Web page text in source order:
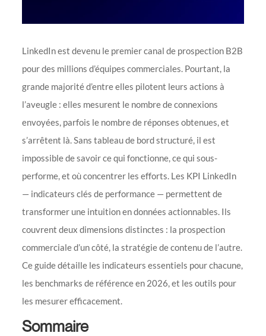
LinkedIn est devenu le premier canal de prospection B2B
pour des millions d’équipes commerciales. Pourtant, la
grande majorité d’entre elles pilotent leurs actions à
l’aveugle : elles mesurent le nombre de connexions
envoyées, parfois le nombre de réponses obtenues, et
s’arrêtent là. Sans tableau de bord structuré, il est
impossible de savoir ce qui fonctionne, ce qui sous-
performe, et où concentrer les efforts. Les KPI LinkedIn
— indicateurs clés de performance — permettent de
transformer une intuition en données actionnables. Ils
couvrent deux dimensions distinctes : la prospection
commerciale d’un côté, la stratégie de contenu de l’autre.
Ce guide détaille les indicateurs essentiels pour chacune,
les benchmarks de référence en 2026, et les outils pour
les mesurer efficacement.
Sommaire